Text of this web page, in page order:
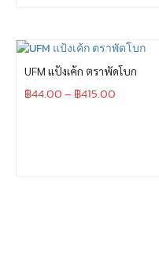
UFM แป้งเค้ก ตราพัดโบก
฿44.00– ฿415.00